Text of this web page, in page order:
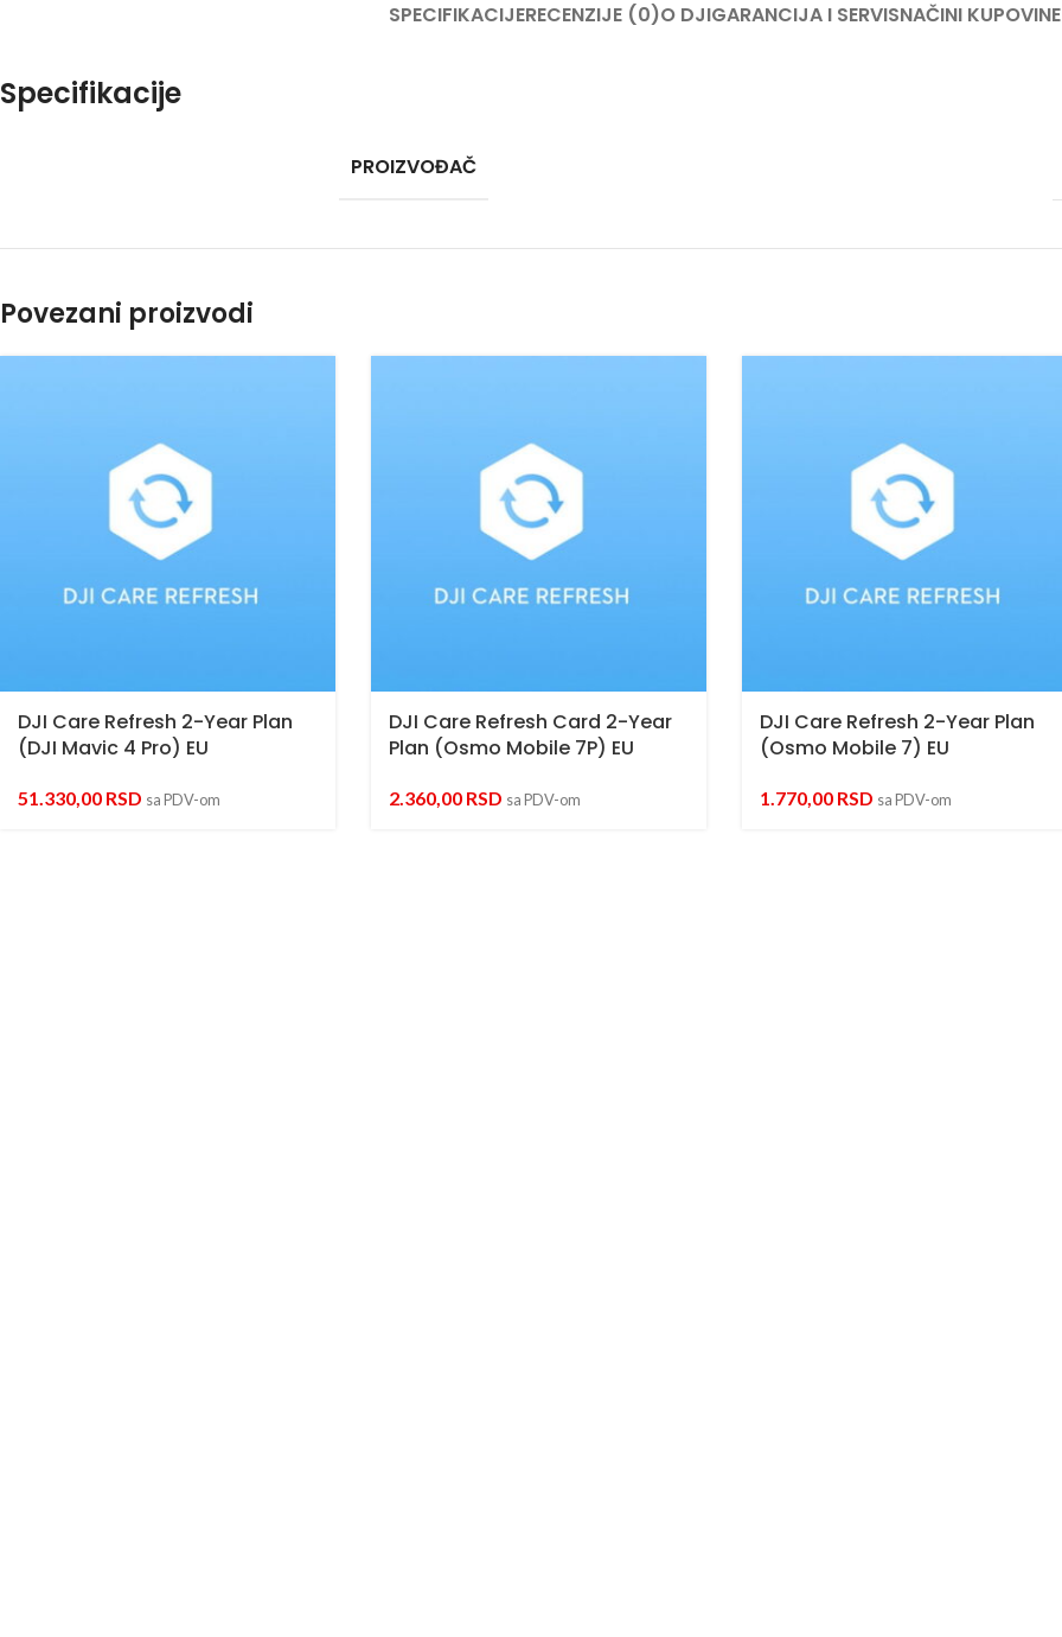
SPECIFIKACIJERECENZIJE (0)O DJIGARANCIJA I SERVISNAČINI KUPOVINE
Specifikacije
PROIZVOĐAČ
Povezani proizvodi
DJI Care Refresh 2-Year Plan
(DJI Mavic 4 Pro) EU
51.330,00 RSD sa PDV-om
DJI Care Refresh Card 2-Year
Plan (Osmo Mobile 7P) EU
2.360,00 RSD sa PDV-om
DJI Care Refresh 2-Year Plan
(Osmo Mobile 7) EU
1.770,00 RSD sa PDV-om